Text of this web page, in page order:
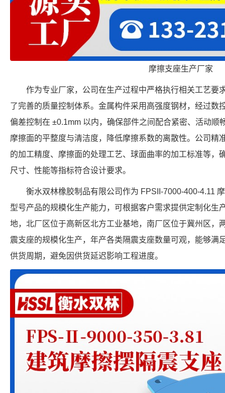
摩擦支座生产厂家
作为专业厂家，公司在生产过程中严格执行相关工艺要
了完善的质量控制体系。金属构件采用高强度钢材，经过数
偏差控制在 ±0.1mm 以内，确保部件之间配合紧密、活动顺
摩擦面的平整度与清洁度，降低摩擦系数的离散性。公司精
的加工精度、摩擦面的处理工艺、球面曲率的加工标准等，
尺寸、性能等指标符合设计要求。
衡水双林橡胶制品有限公司作为 FPSII-7000-400-4.11
型号产品的规模化生产能力，可根据客户需求提供定制化生
地，北厂区位于高新区北方工业基地，南厂区位于冀州区，
震支座的规模化生产，年产各类隔震支座数量可观，能够满
供货周期，避免因供货延迟影响工程进度。